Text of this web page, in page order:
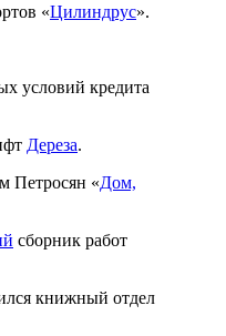
«Цилиндрус».
условий кредита
Дереза.
Петросян «Дом,
сборник работ
книжный отдел